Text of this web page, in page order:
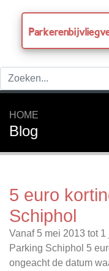
HOME
Blog
5 euro
Schiphol
Vanaf 5 mei 2013 tot
Parking Schiphol 5
ongeacht de datum